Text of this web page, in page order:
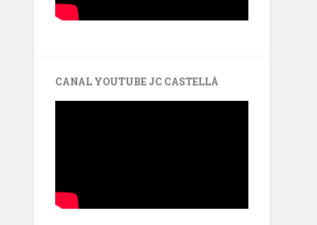
CANAL YOUTUBE JC CASTELLÀ